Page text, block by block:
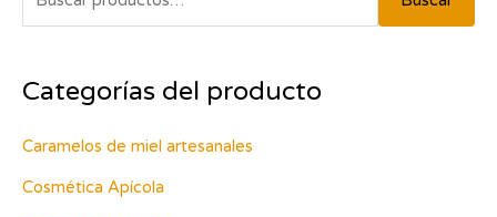
u
c
r
p
Categorías del producto
Caramelos de miel artesanales
Cosmética Apícola